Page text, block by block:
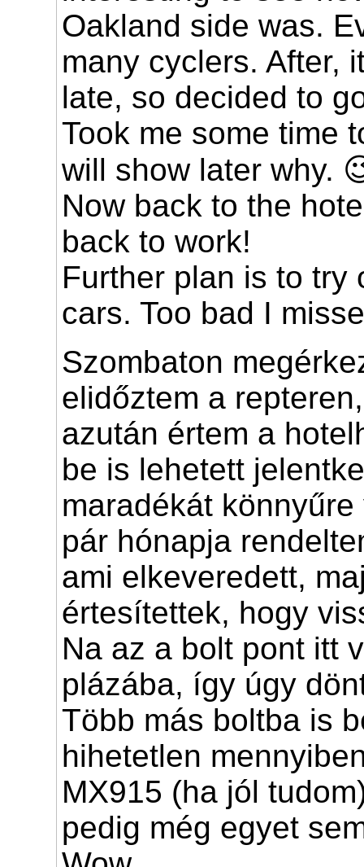
Oakland side was.
many cyclers. After,
late, so decided to
Took me some time
will show later why.
Now back to the
back to work!
Further plan is to try
cars. Too bad I
Szombaton
elidőztem a
azután értem a
be is lehetett
maradékát
pár hónapja
ami elkeveredett,
értesítettek, hogy
Na az a bolt pont itt
plázába, így úgy
Több más boltba is
hihetetlen
MX915 (ha jól
pedig még egyet